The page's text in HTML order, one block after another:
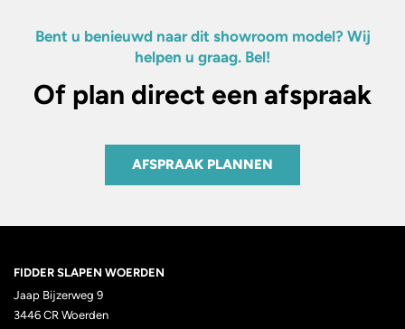
Bent u benieuwd naar dit showroom model? Wij
helpen u graag. Bel!
Of plan direct een afspraak
AFSPRAAK PLANNEN
FIDDER SLAPEN WOERDEN
Jaap Bijzerweg 9
3446 CR Woerden